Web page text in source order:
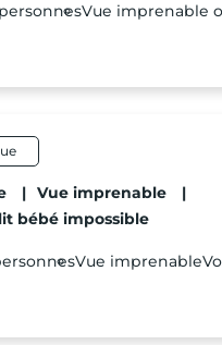
Vue imprenable
| Vue imprenable
|
bébé impossible
Vue imprenable